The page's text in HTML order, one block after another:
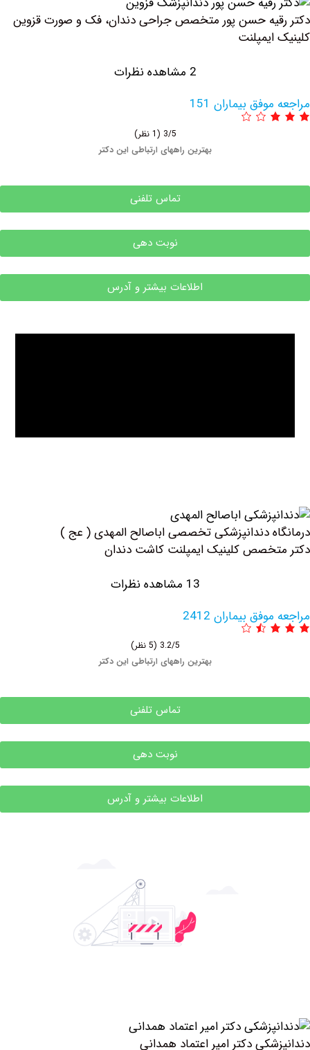
حسن پور متخصص جراحی دندان، فک و صورت قزوین
بیماران 151
بهترین راههای ارتباطی این دکتر
تماس تلفنی
نوبت دهی
اطلاعات بیشتر و آدرس
دندانپزشکی تخصصی ‏اباصالح ‏المهدی ( عج )
کلینیک ايمپلنت كاشت دندان
بیماران 2412
بهترین راههای ارتباطی این دکتر
تماس تلفنی
نوبت دهی
اطلاعات بیشتر و آدرس
دکتر امیر اعتماد همدانی